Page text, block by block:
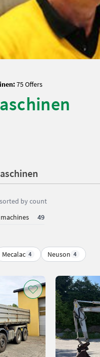
75 Offers
by count
49
Mecalac 4 Neuson 4